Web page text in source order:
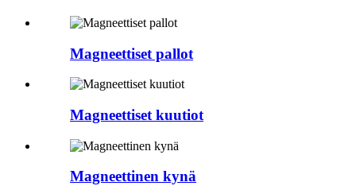
Magneettiset pallot
Magneettiset kuutiot
Magneettinen kynä